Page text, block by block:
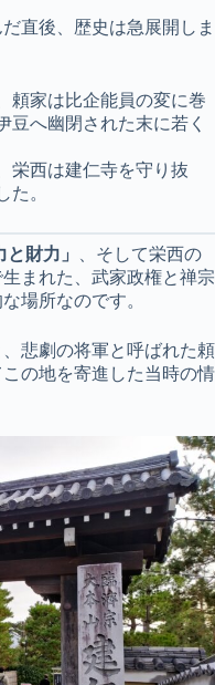
直後、歴史は急展開しま
頼家は比企能員の変に巻
豆へ幽閉された末に若く
栄西は建仁寺を守り抜
た。
財力」
、そして栄西の
まれた、武家政権と禅宗
場所なのです。
悲劇の将軍と呼ばれた頼
の地を寄進した当時の情